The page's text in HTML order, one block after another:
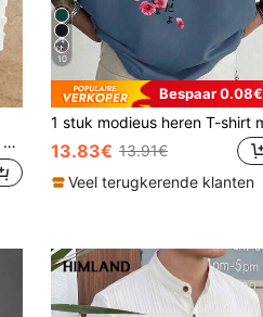
10
Bespaar 0.08€
13.83€ 13.91€
Veel terugkerende klanten